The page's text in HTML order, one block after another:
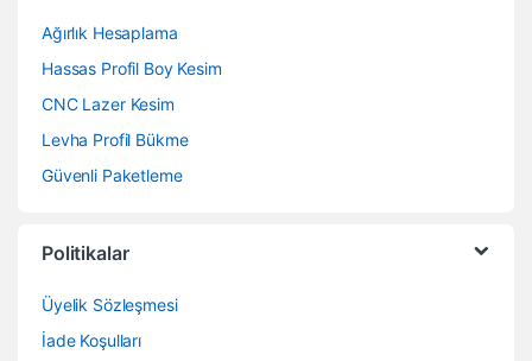
Ağırlık Hesaplama
Hassas Profil Boy Kesim
CNC Lazer Kesim
Levha Profil Bükme
Güvenli Paketleme
Politikalar
Üyelik Sözleşmesi
İade Koşulları